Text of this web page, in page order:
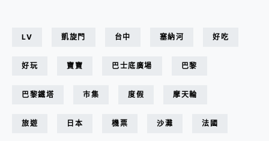
LV 凱旋門 台中 塞納河 好吃
好玩 寶寶 巴士底廣場 巴黎
巴黎鐵塔 市集 度假 摩天輪
旅遊 日本 機票 沙灘 法國